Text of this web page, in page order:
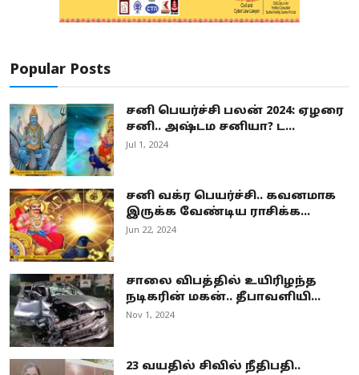
Popular Posts
சனி பெயர்ச்சி பலன் 2024: ஏழரை
சனி.. அஷ்டம சனியா? ட...
Jul 1, 2024
சனி வக்ர பெயர்ச்சி.. கவனமாக
இருக்க வேண்டிய ராசிக்க...
Jun 22, 2024
சாலை விபத்தில் உயிரிழந்த
நடிகரின் மகன்.. தீபாவளியி...
Nov 1, 2024
23 வயதில் சிவில் நீதிபதி..